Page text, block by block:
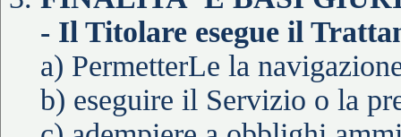
- Il Titolare esegue il
a) PermetterLe la
b) eseguire il Servizio o la